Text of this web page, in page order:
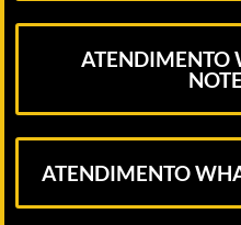
ATENDIMENTO
ATENDIMENTO